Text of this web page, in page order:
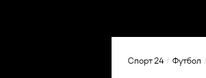
Спорт 24 Футбол